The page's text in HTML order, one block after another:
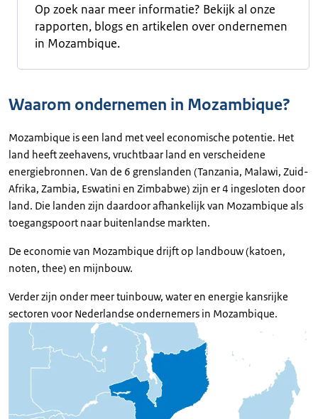
Op zoek naar meer informatie? Bekijk al onze
rapporten, blogs en artikelen over ondernemen
in Mozambique.
Waarom ondernemen in Mozambique?
Mozambique is een land met veel economische potentie. Het
land heeft zeehavens, vruchtbaar land en verscheidene
energiebronnen. Van de 6 grenslanden (Tanzania, Malawi, Zuid-
Afrika, Zambia, Eswatini en Zimbabwe) zijn er 4 ingesloten door
land. Die landen zijn daardoor afhankelijk van Mozambique als
toegangspoort naar buitenlandse markten.
De economie van Mozambique drijft op landbouw (katoen,
noten, thee) en mijnbouw.
Verder zijn onder meer tuinbouw, water en energie kansrijke
sectoren voor Nederlandse ondernemers in Mozambique.